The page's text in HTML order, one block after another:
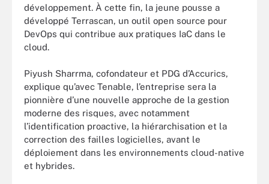
développement. À cette fin, la jeune pousse a
développé Terrascan, un outil open source pour
DevOps qui contribue aux pratiques IaC dans le
cloud.
Piyush Sharrma, cofondateur et PDG d’Accurics,
explique qu’avec Tenable, l’entreprise sera la
pionnière d’une nouvelle approche de la gestion
moderne des risques, avec notamment
l’identification proactive, la hiérarchisation et la
correction des failles logicielles, avant le
déploiement dans les environnements cloud-native
et hybrides.